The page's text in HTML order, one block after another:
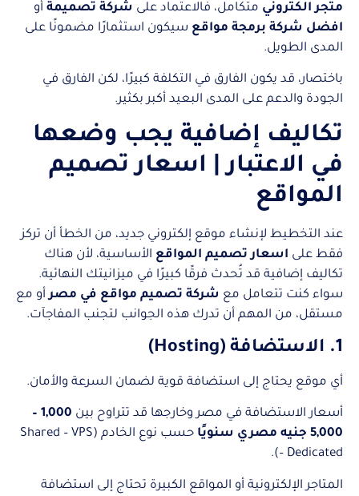
متجر الكتروني متكامل، فالاعتماد على شركة تصميمة أو
افضل شركة برمجة مواقع سيكون استثمارًا مضمونًا على
المدى الطويل.
باختصار، قد يكون الفارق في التكلفة كبيرًا، لكن الفارق في
الجودة والدعم على المدى البعيد أكبر بكثير.
تكاليف إضافية يجب وضعها
في الاعتبار | اسعار تصميم
المواقع
عند التخطيط لإنشاء موقع إلكتروني جديد، من الخطأ أن تركز
فقط على اسعار تصميم المواقع الأساسية، لأن هناك
تكاليف إضافية قد تُحدث فرقًا كبيرًا في ميزانيتك النهائية.
سواء كنت تتعامل مع شركة تصميم مواقع في مصرأو مع
مستقل، من المهم أن تدرك هذه الجوانب لتجنب المفاجآت.
1. الاستضافة (Hosting)
أي موقع يحتاج إلى استضافة قوية لضمان السرعة والأمان.
أسعار الاستضافة في مصر وخارجها قد تتراوح بين
1,000 –
5,000 جنيه مصري سنويًا
حسب نوع الخادم (Shared – VPS
– Dedicated).
المتاجر الإلكترونية أو المواقع الكبيرة تحتاج إلى استضافة